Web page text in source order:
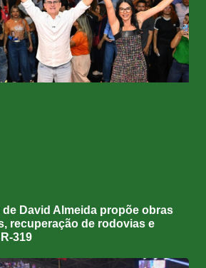
David Almeida propõe obras
recuperação de rodovias e
319